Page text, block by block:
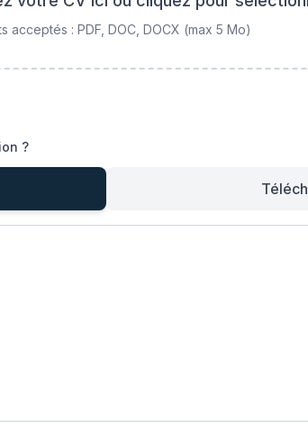
acceptés : PDF, DOC, DOCX (max 5 Mo)
?